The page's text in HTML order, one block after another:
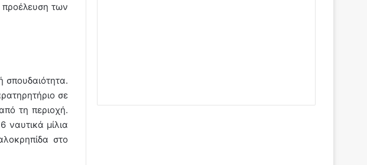
προέλευση των
σπουδαιότητα.
σε
τη περιοχή.
μίλια
στο